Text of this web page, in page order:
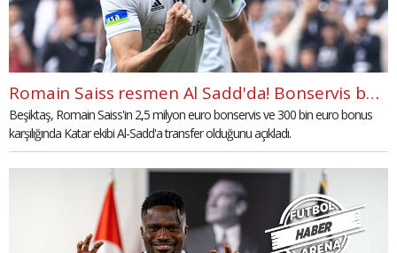
Romain Saiss resmen Al Sadd'da! Bonservis bedeli açıklandı
Beşiktaş, Romain Saiss'in 2,5 milyon euro bonservis ve 300 bin euro bonus
karşılığında Katar ekibi Al-Sadd'a transfer olduğunu açıkladı.